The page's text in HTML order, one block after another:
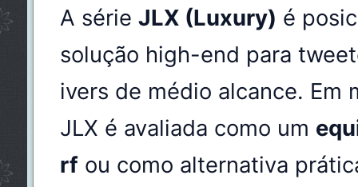
A série JLX (Luxury) é
solução high-end para
ivers de médio alcance. Em
JLX é avaliada como um
rfou como alternativa